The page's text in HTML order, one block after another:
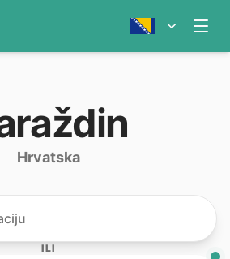
Hrvatska
ILI